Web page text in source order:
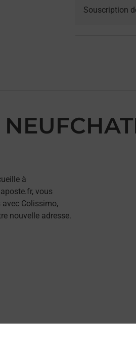
Souscription
à
vous
Colissimo,
nouvelle adresse.